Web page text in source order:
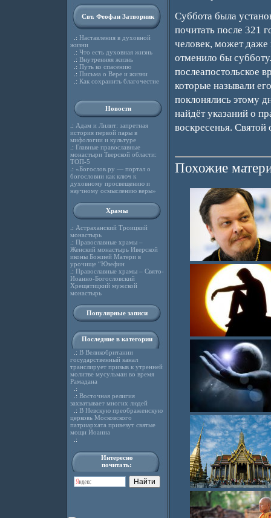
Свт. Феофан Затворник
.: Наставления в духовной
жизни
.: Что есть духовная жизнь
.: Внутренняя жизнь
.: Путь ко спасению
.: Письма о Вере и жизни
.: Как сохранить благочестие
Новости
.: Адам и Лилит: запретная
история первой пары в
мифологии и культуре
.: Главные православные
монастыри Тверской области:
ТОП-5
.: «Богослов.ру — портал о
богословии как ключ к
духовному просвещению и
научному осмыслению веры»
Храмы
.: Астраханский Троицкий
монастырь
.: Православные храмы –
Женский монастырь Иверской
иконы Божией Матери в
урочище “Юзефин
.: Православные храмы – Свято-
Иоанно-Богословский
Хрещатицкий мужской
монастырь
Популярные записи
Последние в категории
.: В Великобритании
государственный канал
транслирует призыв к утренней
молитве мусульман во время
Рамадана
.:
.: Восточная религия
захватывает многих людей
.: В Невскую преображенскую
церковь Московского
патриархата привезут святые
мощи Иоанна
.:
Интересно
почитать:
Суббота была
почитать после 321
человек, может даже
отменило бы
послеапостольское
которые называли
поклонялись этому
найдёт указаний о
воскресенья. Святой
Похожие